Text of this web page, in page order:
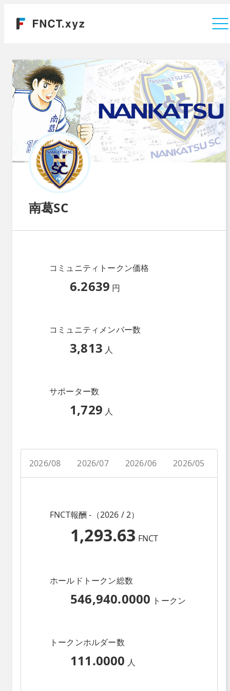
南葛SC
コミュニティトークン価格
6.2639 円
コミュニティメンバー数
3,813 人
サポーター数
1,729 人
2026/08 2026/07 2026/06 2026/05
FNCT報酬 -（2026 / 2）
1,293.63 FNCT
ホールドトークン総数
546,940.0000 トークン
トークンホルダー数
111.0000 人